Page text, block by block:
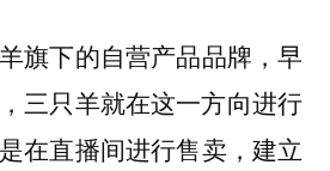
旗下的自营产品品牌，早
三只羊就在这一方向进行
在直播间进行售卖，建立